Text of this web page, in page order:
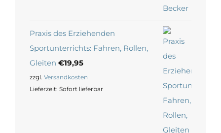
Praxis des Erziehenden
Sportunterrichts: Fahren, Rollen,
Gleiten €19,95
zzgl. Versandkosten
Lieferzeit: Sofort lieferbar